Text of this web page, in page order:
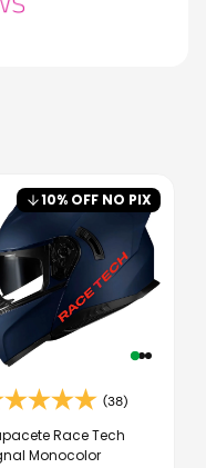
10% OFF NO PIX
(38)
Race Tech
Monocolor